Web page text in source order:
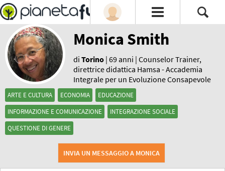
Monica Smith
di Torino | 69 anni | Counselor Trainer,
direttrice didattica Hamsa - Accademia
Integrale per un Evoluzione Consapevole
ARTE E CULTURA ECONOMIA
EDUCAZIONE
INFORMAZIONE E COMUNICAZIONE
INTEGRAZIONE SOCIALE
QUESTIONE DI GENERE
INVIA UN MESSAGGIO A MONICA